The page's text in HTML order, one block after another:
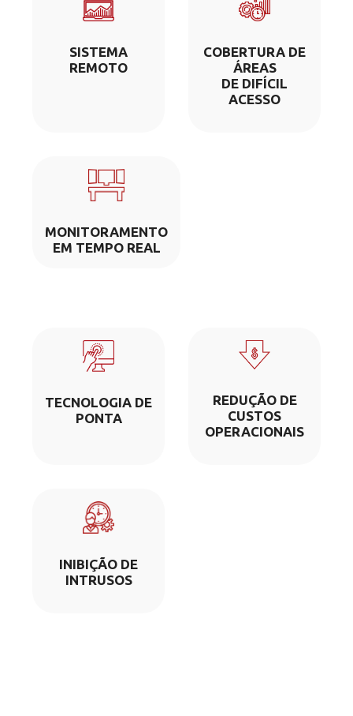
SISTEMA
REMOTO
COBERTURA DE
ÁREAS
DE DIFÍCIL
ACESSO
MONITORAMENTO
EM TEMPO REAL
TECNOLOGIA DE
PONTA
REDUÇÃO DE
CUSTOS
OPERACIONAIS
INIBIÇÃO DE
INTRUSOS